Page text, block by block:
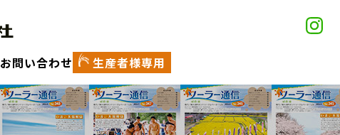
お問い合わせ 生産者様専用